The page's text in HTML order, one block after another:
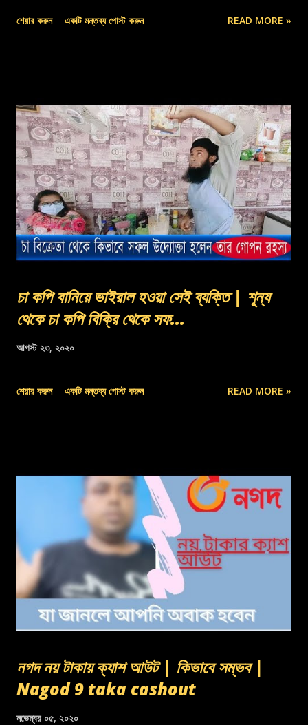
শেয়ার করুন একটি মন্তব্য পোস্ট করুন READ MORE »
চা কপি বানিয়ে ভাইরাল হওয়া সেই ব্যক্তি | শূন্য
থেকে চা কপি বিক্রি থেকে সফ...
আগস্ট ২৩, ২০২০
শেয়ার করুন একটি মন্তব্য পোস্ট করুন READ MORE »
নগদ নয় টাকায় ক্যাশ আউট | কিভাবে সম্ভব |
Nagod 9 taka cashout
নভেম্বর ০৫, ২০২০